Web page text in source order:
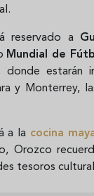
reservado a
Mundial de
estarán
y Monterrey,
a la cocina
Orozco
tesoros